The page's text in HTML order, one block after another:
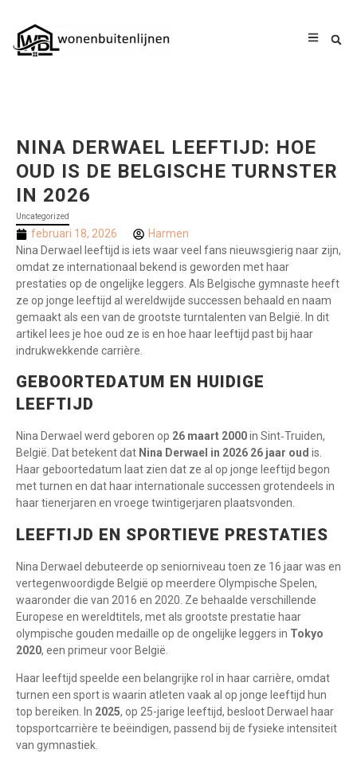
NINA DERWAEL LEEFTIJD: HOE
OUD IS DE BELGISCHE TURNSTER
IN 2026
Uncategorized
februari 18, 2026
Harmen
Nina Derwael leeftijd is iets waar veel fans nieuwsgierig naar zijn,
omdat ze internationaal bekend is geworden met haar
prestaties op de ongelijke leggers. Als Belgische gymnaste heeft
ze op jonge leeftijd al wereldwijde successen behaald en naam
gemaakt als een van de grootste turntalenten van België. In dit
artikel lees je hoe oud ze is en hoe haar leeftijd past bij haar
indrukwekkende carrière.
GEBOORTEDATUM EN HUIDIGE
LEEFTIJD
Nina Derwael werd geboren op 26 maart 2000in Sint‑Truiden,
België. Dat betekent dat Nina Derwael in 2026 26 jaar oud is.
Haar geboortedatum laat zien dat ze al op jonge leeftijd begon
met turnen en dat haar internationale successen grotendeels in
haar tienerjaren en vroege twintigerjaren plaatsvonden.
LEEFTIJD EN SPORTIEVE PRESTATIES
Nina Derwael debuteerde op seniorniveau toen ze 16 jaar was en
vertegenwoordigde België op meerdere Olympische Spelen,
waaronder die van 2016 en 2020. Ze behaalde verschillende
Europese en wereldtitels, met als grootste prestatie haar
olympische gouden medaille op de ongelijke leggers in Tokyo
2020, een primeur voor België.
Haar leeftijd speelde een belangrijke rol in haar carrière, omdat
turnen een sport is waarin atleten vaak al op jonge leeftijd hun
top bereiken. In 2025, op 25-jarige leeftijd, besloot Derwael haar
topsportcarrière te beëindigen, passend bij de fysieke intensiteit
van gymnastiek.